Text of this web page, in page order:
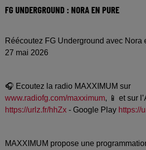
FG UNDERGROUND : NORA EN PURE
Réécoutez FG Underground avec Nora
27 mai 2026
🎧 Ecoutez la radio MAXXIMUM sur
www.radiofg.com/maxximum, 📱 et sur
https://urlz.fr/hhZx - Google Play https://
MAXXIMUM propose une